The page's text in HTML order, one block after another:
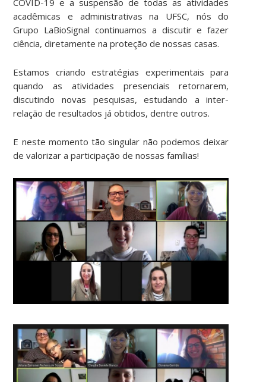
acadêmicas e administrativas na UFSC, nós do
Grupo LaBioSignal continuamos a discutir e fazer
ciência, diretamente na proteção de nossas casas.
Estamos criando estratégias experimentais para
quando as atividades presenciais retornarem,
discutindo novas pesquisas, estudando a inter-
relação de resultados já obtidos, dentre outros.
E neste momento tão singular não podemos deixar
de valorizar a participação de nossas famílias!